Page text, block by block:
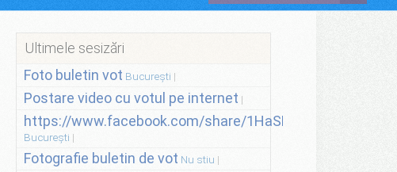
Ultimele sesizări
Foto buletin vot București
Postare video cu votul pe internet
https://www.facebook.com/share/1HaSNsHSvo/
București
Fotografie buletin de vot Nu stiu